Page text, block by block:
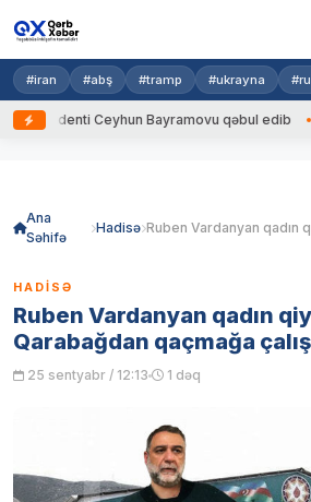
#iran #abş #tramp #ukrayna
Ceyhun Bayramovu qəbul edib
Ana
Səhifə
Hadisə
HADISƏ
Ruben Vardanyan qadın
Qarabağdan qaçmağa
25 sentyabr / 12:13 1 dəq